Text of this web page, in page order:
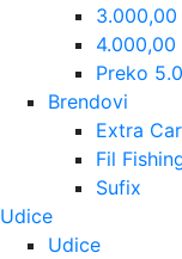
3.000,00
4.000,00
Preko
Brendovi
Extra
Fil
Sufix
Udice
Udice